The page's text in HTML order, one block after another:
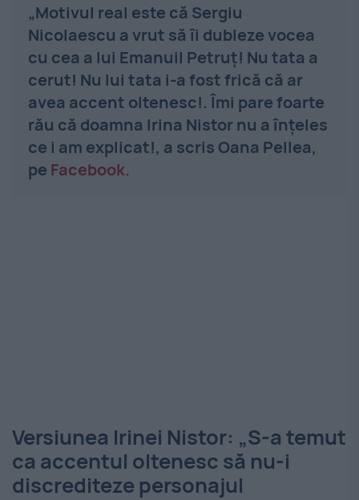
„Motivul real este că Sergiu
Nicolaescu a vrut să îi dubleze vocea
cu cea a lui Emanuil Petruț! Nu tata a
cerut! Nu lui tata i-a fost frică că ar
avea accent oltenesc!. Îmi pare foarte
rău că doamna Irina Nistornu a înțeles
ce i am explicat!, a scris Oana Pellea,
pe Facebook.
Versiunea Irinei Nistor: „S-a temut
ca accentul oltenesc să nu-i
discrediteze personajul